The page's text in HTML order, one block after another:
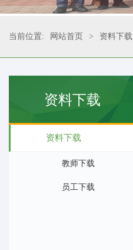
当前位置: 网站首页 > 资料下载
资料下载
资料下载
教师下载
员工下载